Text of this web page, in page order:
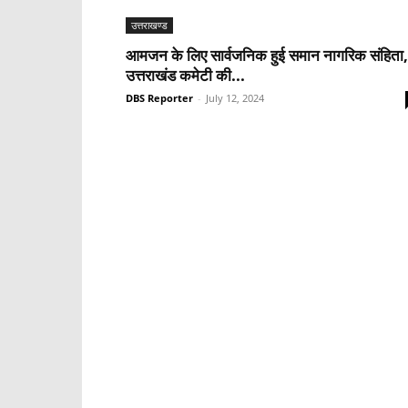
उत्तराखण्ड
आमजन के लिए सार्वजनिक हुई समान नागरिक संहिता,
उत्तराखंड कमेटी की...
DBS Reporter - July 12, 2024